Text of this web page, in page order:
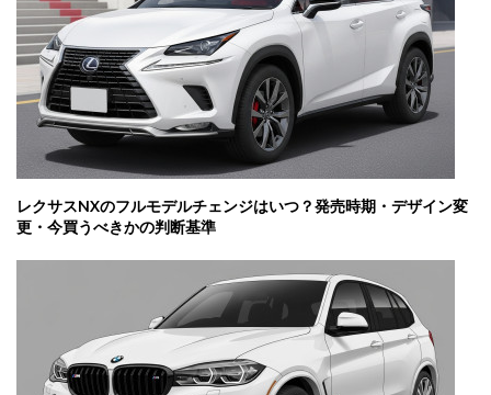
レクサスNXのフルモデルチェンジはいつ？発売時期・デザイン変
更・今買うべきかの判断基準